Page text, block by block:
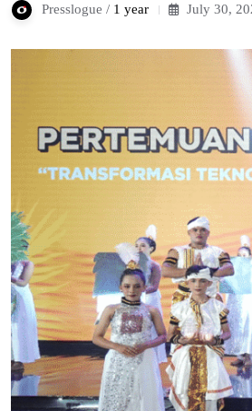
Presslogue / 1 year July 30,